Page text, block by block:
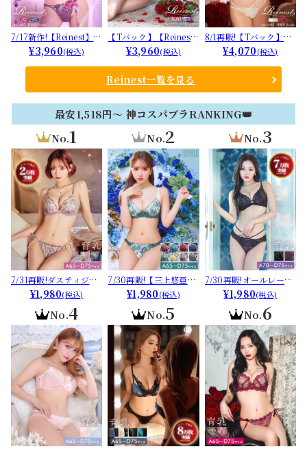
7/17新作!【Reinest】ミ
スティックフラワーブ
[推し]
¥3,960(税込)
【Tバック】【Reines
t】エレガントリリーブ
ク透けTバックショーツ
[推し]
¥3,960(税込)
8/1再販!【Tバック】
【Reinest】【永尾まり
サムレースアップブラ
ジャー&バック透けTバ
ックショーツ[推し]
¥4,070(税込)
Reinest一覧を見る
最安1,518円～ 神コスパブラRANKING👑
No.1
7/31再販!ダスティジュ
エルフラワー育乳脇高
ブラジャー&サイド紐バ
ック透けフルバックシ
ョーツ[推し][人気]
¥1,980(税込)
No.2
7/30再販!【三上悠亜着
用】ゴージャスフラワ
ーパール育乳脇高ブラ
ジャー&フルバックショ
ーツ[推し][人気]
¥1,980(税込)
No.3
7/30再販!オールレース
カットストリング育乳
脇高ブラジャー&バック
透けフルバックショー
ツ [推し][人気]
¥1,980(税込)
No.4 No.5 No.6